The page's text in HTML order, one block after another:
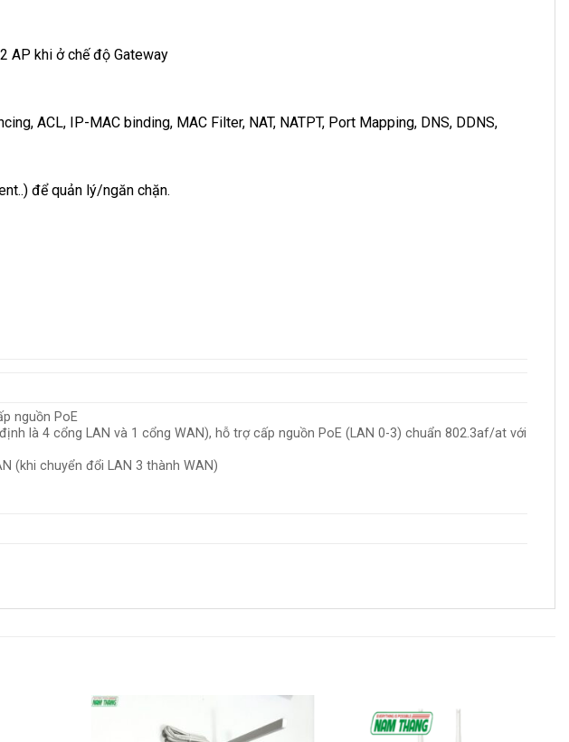
AP khi ở chế độ Gateway
ACL, IP-MAC binding, MAC Filter, NAT, NATPT, Port Mapping, DNS, DDNS,
để quản lý/ngăn chặn.
nguồn PoE
là 4 cổng LAN và 1 cổng WAN), hỗ trợ cấp nguồn PoE (LAN 0-3) chuẩn 802.3af/at với
(khi chuyển đổi LAN 3 thành WAN)